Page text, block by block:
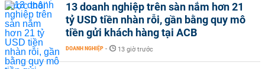
13 doanh nghiệp trên sàn nắm hơn 21
tỷ USD tiền nhàn rỗi, gần bằng quy mô
tiền gửi khách hàng tại ACB
DOANH NGHIỆP - 13 giờ trước